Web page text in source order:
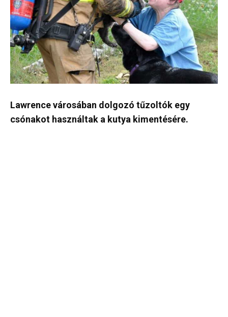
Lawrence városában dolgozó tűzoltók egy
csónakot használtak a kutya kimentésére.